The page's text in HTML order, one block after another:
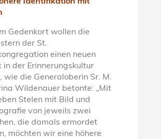
Identifikation mit
Gedenkort wollen die
der St.
einen neuen
in der Erinnerungskultur
wie die Generaloberin Sr. M.
Wildenauer betonte: „Mit
Stelen mit Bild und
von jeweils zwei
die damals ermordet
möchten wir eine höhere